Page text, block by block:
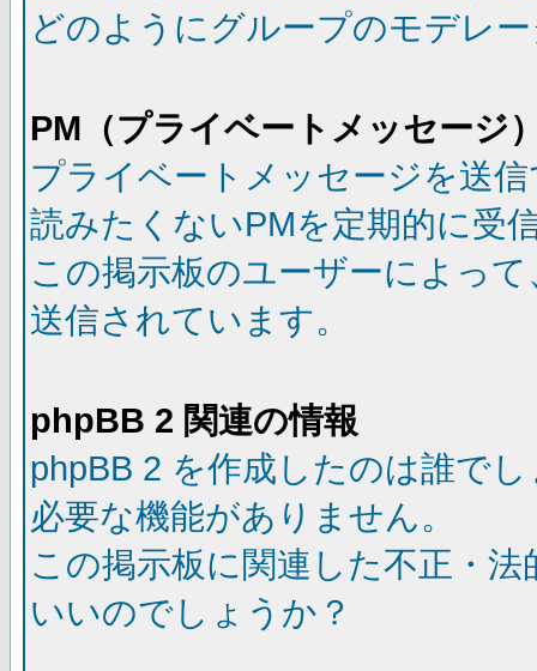
どのようにグループのモデレ
PM（プライベートメッセージ
プライベートメッセージを送
読みたくないPMを定期的に受
この掲示板のユーザーによっ
送信されています。
phpBB 2 関連の情報
phpBB 2 を作成したのは誰で
必要な機能がありません。
この掲示板に関連した不正・
いいのでしょうか？